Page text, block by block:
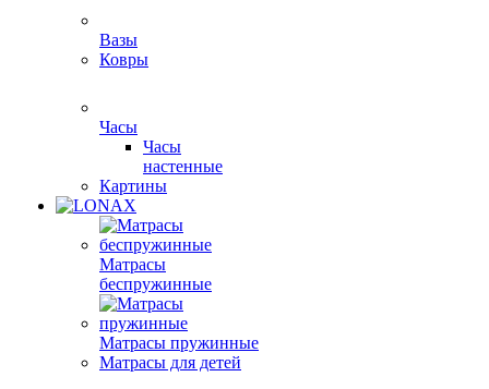
Вазы
Ковры
Часы
Часы
настенные
Картины
Матрасы
беспружинные
Матрасы пружинные
Матрасы для детей